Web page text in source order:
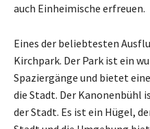
auch Einheimische erfreuen.
Eines der beliebtesten
Kirchpark. Der Park ist ein
Spaziergänge und bietet
die Stadt. Der Kanonenbühl
der Stadt. Es ist ein Hügel,